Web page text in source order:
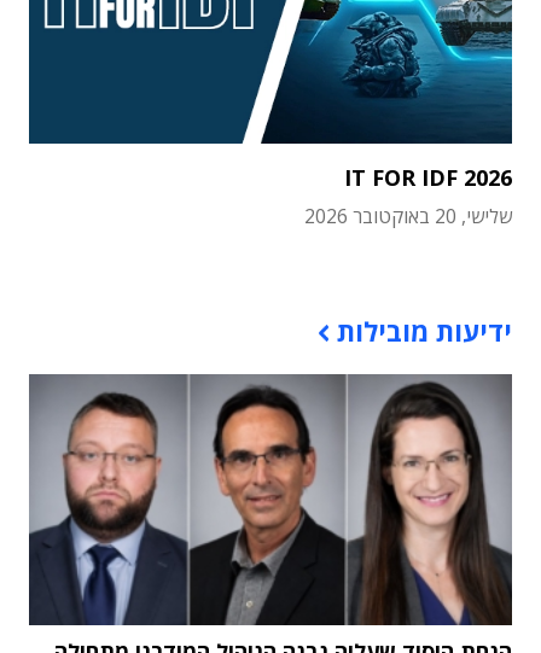
IT FOR IDF 2026
שלישי, 20 באוקטובר 2026
ידיעות מובילות